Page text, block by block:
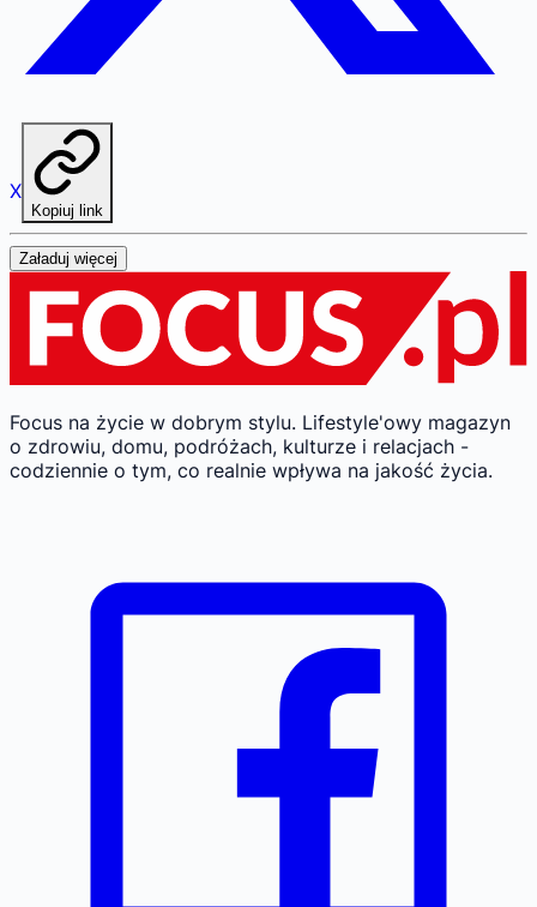
X
Kopiuj link
Załaduj więcej
Focus na życie w dobrym stylu. Lifestyle'owy magazyn
o zdrowiu, domu, podróżach, kulturze i relacjach -
codziennie o tym, co realnie wpływa na jakość życia.